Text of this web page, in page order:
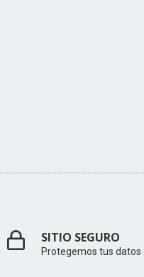
SITIO SEGURO
Protegemos tus datos